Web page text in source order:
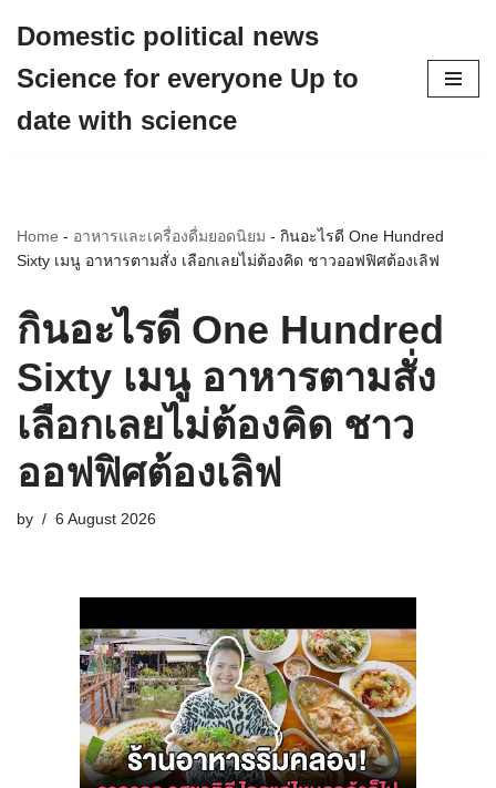
to
content
Domestic political news
Science for everyone Up to
date with science
Home - อาหารและเครื่องดื่มยอดนิยม - กินอะไรดี One Hundred
Sixty เมนู อาหารตามสั่ง เลือกเลยไม่ต้องคิด ชาวออฟฟิศต้องเลิฟ
กินอะไรดี One Hundred
Sixty เมนู อาหารตามสั่ง
เลือกเลยไม่ต้องคิด ชาว
ออฟฟิศต้องเลิฟ
by 6 August 2026